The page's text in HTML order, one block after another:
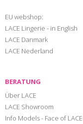
EU webshop:
LACE Lingerie - in English
LACE Danmark
LACE Nederland
BERATUNG
Über LACE
LACE Showroom
Info Models - Face of LACE